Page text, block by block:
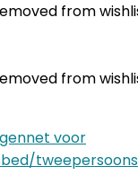
from
from